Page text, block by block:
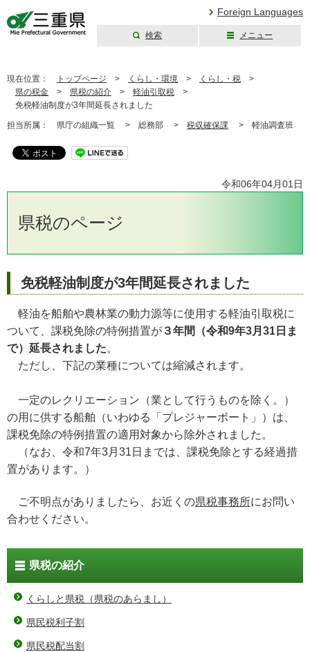
Foreign Languages
検索 メニュー
現在位置： トップページ > くらし・環境 > くらし・税 >
県の税金 > 県税の紹介 > 軽油引取税 >
免税軽油制度が3年間延長されました
担当所属： 県庁の組織一覧 > 総務部 > 税収確保課 > 軽油調査班
令和06年04月01日
県税のページ
免税軽油制度が3年間延長されました
軽油を船舶や農林業の動力源等に使用する軽油引取税に
ついて、課税免除の特例措置が ３年間（令和9年3月31日ま
で）延長されました
ただし、下記の業種については縮減されます。
一定のレクリエーション（業として行うものを除く。）
の用に供する船舶（いわゆる「プレジャーボート」）は、
課税免除の特例措置の適用対象から除外されました。
（なお、令和7年3月31日までは、課税免除とする経過措
置があります。）
ご不明点がありましたら、お近くの県税事務所にお問い
合わせください。
県税の紹介
くらしと県税（県税のあらまし）
県民税利子割
県民税配当割